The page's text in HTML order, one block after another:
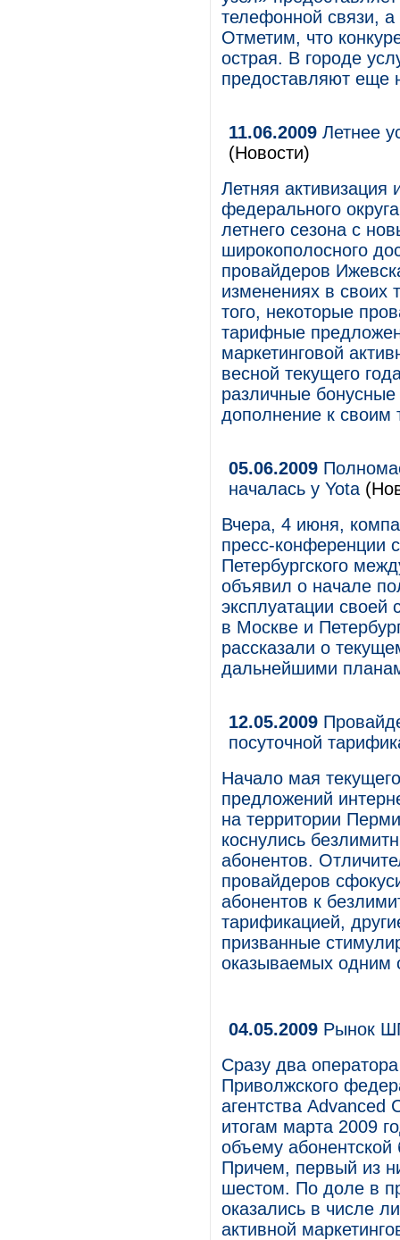
телефонной связи, а
Отметим, что
острая. В городе
предоставляют еще
11.06.2009 Летнее
(Новости)
Летняя активизация
федерального
летнего сезона с
широкополосного
провайдеров
изменениях в
того, некоторые
тарифные
маркетинговой
весной текущего
различные
дополнение к
05.06.2009
началась у Yota
Вчера, 4 июня,
пресс-конференции
Петербургского
объявил о начале
эксплуатации своей
в Москве и
рассказали о
дальнейшими
12.05.2009
посуточной
Начало мая
предложений
на территории
коснулись
абонентов.
провайдеров
абонентов к
тарификацией,
призванные
оказываемых одним
04.05.2009 Рынок
Сразу два
Приволжского
агентства Advanced
итогам марта 2009
объему
Причем, первый из
шестом. По доле в
оказались в числе
активной